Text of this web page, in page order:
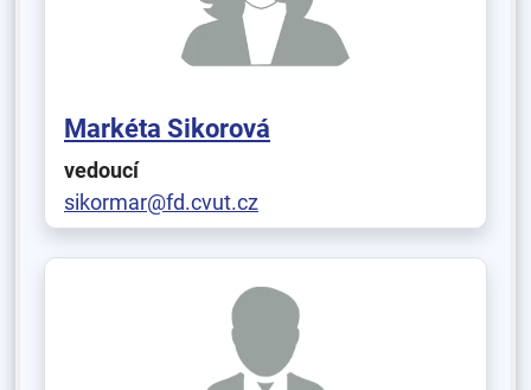
Markéta Sikorová
vedoucí
sikormar@fd.cvut.cz